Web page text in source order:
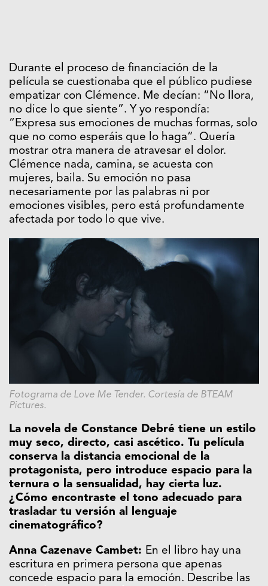
Durante el proceso de financiación de la
película se cuestionaba que el público pudiese
empatizar con Clémence. Me decían: “No llora,
no dice lo que siente”. Y yo respondía:
“Expresa sus emociones de muchas formas, solo
que no como esperáis que lo haga”. Quería
mostrar otra manera de atravesar el dolor.
Clémence nada, camina, se acuesta con
mujeres, baila. Su emoción no pasa
necesariamente por las palabras ni por
emociones visibles, pero está profundamente
afectada por todo lo que vive.
Fotograma de Love Me Tender. Cortesía de BTEAM
Pictures.
La novela de Constance Debré tiene un estilo
muy seco, directo, casi ascético. Tu película
conserva la distancia emocional de la
protagonista, pero introduce espacio para la
ternura o la sensualidad, hay cierta luz.
¿Cómo encontraste el tono adecuado para
trasladar tu versión al lenguaje
cinematográfico?
Anna Cazenave Cambet: En el libro hay una
escritura en primera persona que apenas
concede espacio para la emoción. Describe las